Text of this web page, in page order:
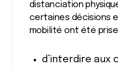
distanciation
certaines décisions
mobilité ont été
d’interdire aux